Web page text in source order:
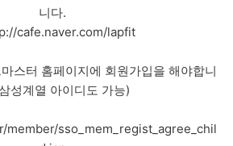
니다.
cafe.naver.com/lapfit
스터 홈페이지에 회원가입을 해야합니
성계열 아이디도 가능)
member/sso_mem_regist_agree_chil